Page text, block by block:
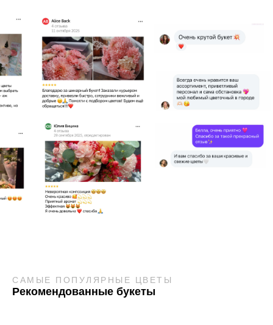
САМЫЕ ПОПУЛЯРНЫЕ ЦВЕТЫ
Рекомендованные букеты